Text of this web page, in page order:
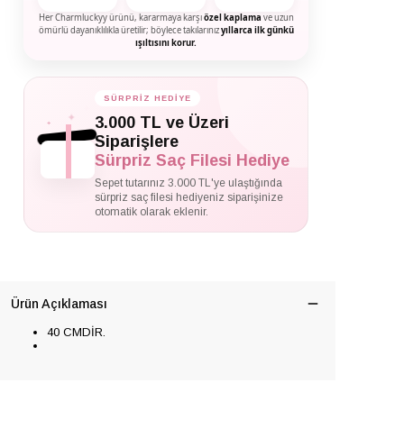
Her Charmluckyy ürünü, kararmaya karşıözel kaplama ve uzun
ömürlü dayanıklılıkla üretilir; böylece takılarınızyıllarca ilk günkü
ışıltısını korur.
SÜRPRİZ HEDİYE
3.000 TL ve Üzeri
Siparişlere
Sürpriz Saç Filesi Hediye
Sepet tutarınız 3.000 TL'ye ulaştığında
sürpriz saç filesi hediyeniz siparişinize
otomatik olarak eklenir.
Ürün Açıklaması
40 CMDİR.